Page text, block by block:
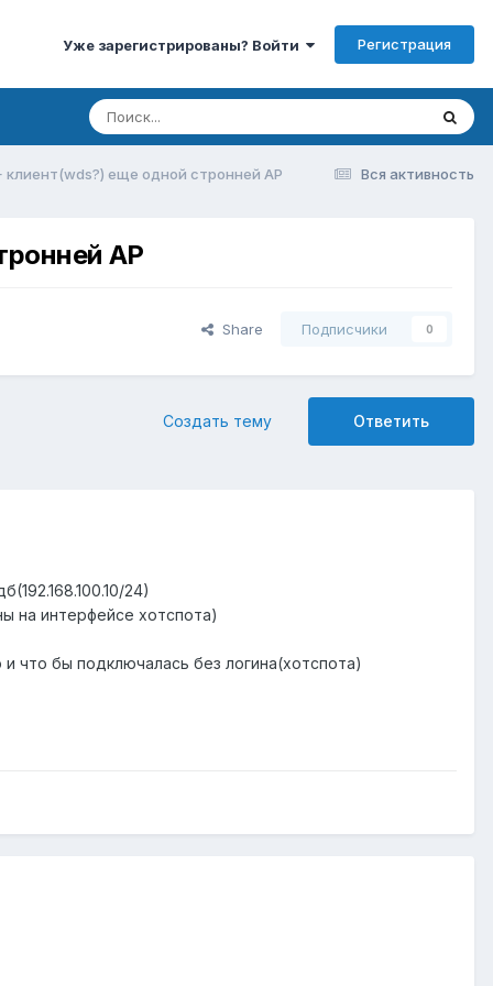
Уже зарегистрированы? Войти Регистрация
Вся активность
клиент(wds?) еще одной стронней AP
AP
Share Подписчики 0
Ответить
Создать тему
24)
на интерфейсе хотспота)
что бы подключалась без логина(хотспота)